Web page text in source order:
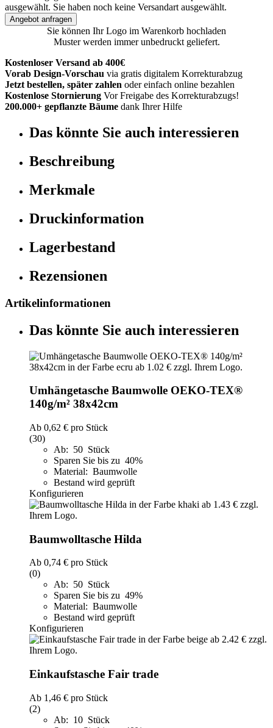
ausgewählt. Sie haben noch keine Versandart ausgewählt.
Angebot anfragen
Sie können Ihr Logo im Warenkorb hochladen
Muster werden immer unbedruckt geliefert.
Kostenloser Versand ab 400€
Vorab Design-Vorschau via gratis digitalem Korrekturabzug
Jetzt bestellen, später zahlen oder einfach online bezahlen
Kostenlose Stornierung Vor Freigabe des Korrekturabzugs!
200.000+ gepflanzte Bäume dank Ihrer Hilfe
Das könnte Sie auch interessieren
Beschreibung
Merkmale
Druckinformation
Lagerbestand
Rezensionen
Artikelinformationen
Das könnte Sie auch interessieren
Umhängetasche Baumwolle OEKO-TEX®
140g/m² 38x42cm
Ab 0,62 € pro Stück
(30)
Ab: 50 Stück
Sparen Sie bis zu 40%
Material: Baumwolle
Bestand wird geprüft
Konfigurieren
Baumwolltasche Hilda
Ab 0,74 € pro Stück
(0)
Ab: 50 Stück
Sparen Sie bis zu 49%
Material: Baumwolle
Bestand wird geprüft
Konfigurieren
Einkaufstasche Fair trade
Ab 1,46 € pro Stück
(2)
Ab: 10 Stück